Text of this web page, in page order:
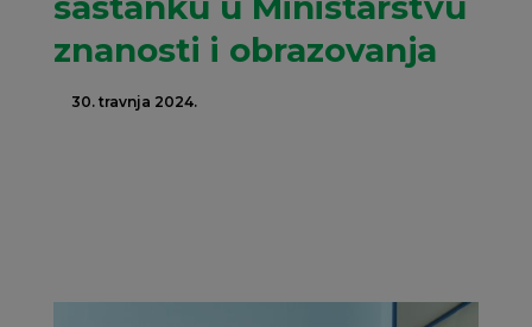
znanosti i obrazovanja
30. travnja 2024.